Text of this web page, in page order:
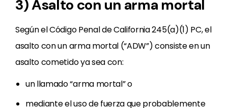
3) Asalto con un arma mortal
Según el Código Penal de California 245(a)(1) PC, el
asalto con un arma mortal (“ADW”) consiste en un
asalto cometido ya sea con:
un llamado “arma mortal” o
mediante el uso de fuerza que probablemente